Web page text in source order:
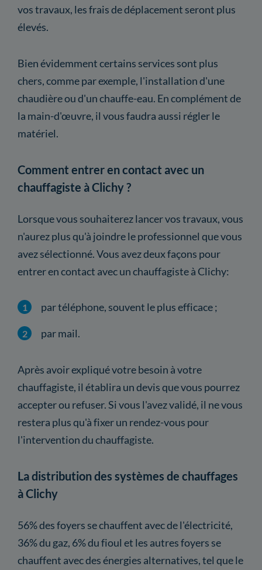
vos travaux, les frais de déplacement seront plus
élevés.
Bien évidemment certains services sont plus
chers, comme par exemple, l'installation d'une
chaudière ou d'un chauffe-eau. En complément de
la main-d'œuvre, il vous faudra aussi régler le
matériel.
Comment entrer en contact avec un
chauffagiste à Clichy ?
Lorsque vous souhaiterez lancer vos travaux, vous
n'aurez plus qu'à joindre le professionnel que vous
avez sélectionné. Vous avez deux façons pour
entrer en contact avec un chauffagiste à Clichy:
par téléphone, souvent le plus efficace ;
par mail.
Après avoir expliqué votre besoin à votre
chauffagiste, il établira un devis que vous pourrez
accepter ou refuser. Si vous l'avez validé, il ne vous
restera plus qu'à fixer un rendez-vous pour
l'intervention du chauffagiste.
La distribution des systèmes de chauffages
à Clichy
56% des foyers se chauffent avec de l'électricité,
36% du gaz, 6% du fioul et les autres foyers se
chauffent avec des énergies alternatives, tel que le